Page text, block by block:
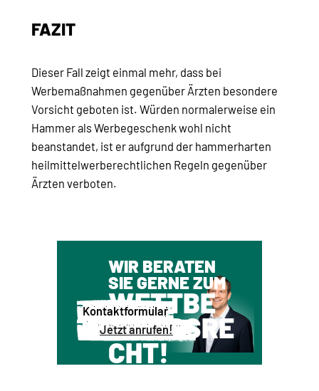
FAZIT
Dieser Fall zeigt einmal mehr, dass bei
Werbemaßnahmen gegenüber Ärzten besondere
Vorsicht geboten ist. Würden normalerweise ein
Hammer als Werbegeschenk wohl nicht
beanstandet, ist er aufgrund der hammerharten
heilmittelwerberechtlichen Regeln gegenüber
Ärzten verboten.
WIR BERATEN
SIE GERNE ZUM
WETTBE
WERBSRE
CHT!
Kontaktformular
Jetzt anrufen!